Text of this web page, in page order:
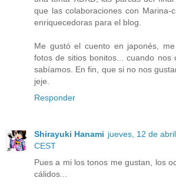
que las colaboraciones con Marina-
enriquecedoras para el blog.
Me gustó el cuento en japonés,
fotos de sitios bonitos... cuando nos
sabíamos. En fin, que si no nos
jeje.
Responder
Shirayuki Hanami jueves, 12 de
CEST
Pues a mi los tonos me gustan, los
cálidos...